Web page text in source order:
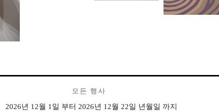
모든 행사
2026년 12월 1일 부터 2026년 12월 22일 년월일 까지